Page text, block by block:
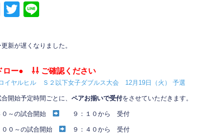
F
c
b
o
o
k
T
tt
e
更新が遅くなりました。
ー● ⇩⇩ ご確認ください
イヤルヒル Ｓ２以下女子ダブルス大会 12月19日（火） 予選
合開始予定時間ごとに、 ペアお揃いで受付をさせていただきます。
０～の試合開始 ９：１０から 受付
００～の試合開始 ９：４０から 受付